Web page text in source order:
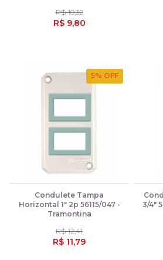
R$ 10,32
R$ 9,80
5% OFF
Condulete Tampa
Horizontal 1" 2p 56115/047 -
Tramontina
R$ 12,41
R$ 11,79
3/4"